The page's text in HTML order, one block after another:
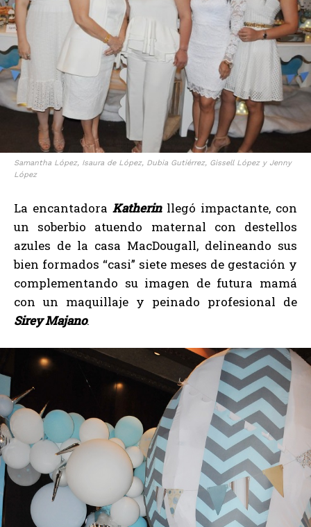
Samantha López, Isaura de López, Dubia Gutiérrez, Gissell López y Jenny
López
La encantadora Katherinllegó impactante, con
un soberbio atuendo maternal con destellos
azules de la casa MacDougall, delineando sus
bien formados “casi” siete meses de gestación y
complementando su imagen de futura mamá
con un maquillaje y peinado profesional de
Sirey Majano.